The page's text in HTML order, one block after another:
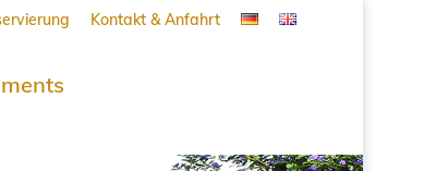
Kontakt & Anfahrt